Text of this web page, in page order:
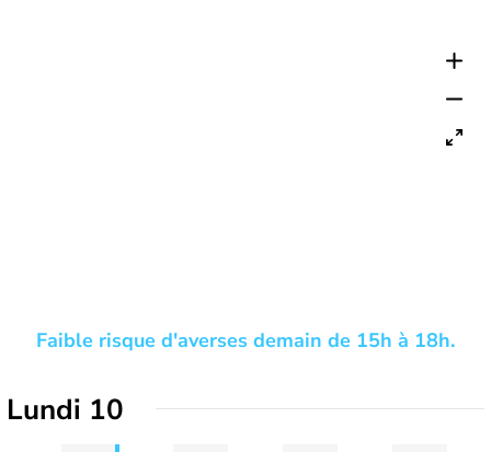
Faible risque d'averses demain de 15h à 18h.
Lundi 10